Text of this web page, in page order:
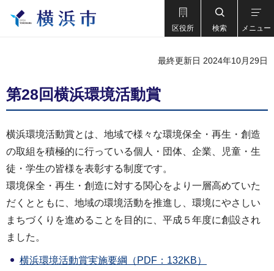
区役所 検索 メニュー
最終更新日 2024年10月29日
第28回横浜環境活動賞
横浜環境活動賞とは、地域で様々な環境保全・再生・創造
の取組を積極的に行っている個人・団体、企業、児童・生
徒・学生の皆様を表彰する制度です。
環境保全・再生・創造に対する関心をより一層高めていた
だくとともに、地域の環境活動を推進し、環境にやさしい
まちづくりを進めることを目的に、平成５年度に創設され
ました。
横浜環境活動賞実施要綱（PDF：132KB）